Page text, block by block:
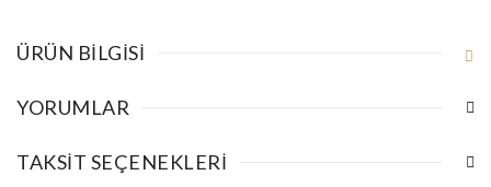
ÜRÜN BILGISI
YORUMLAR
TAKSIT SEÇENEKLERI